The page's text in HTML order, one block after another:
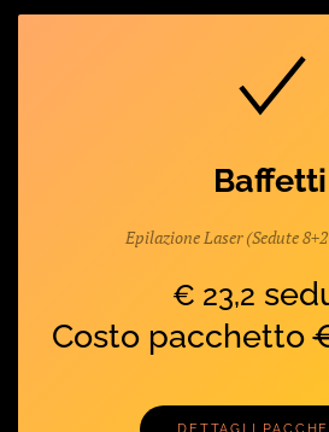
Baffetti
Epilazione Laser (Sedute
€ 23,2
Costo pacchetto